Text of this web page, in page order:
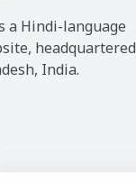
a Hindi-language
headquartered
India.